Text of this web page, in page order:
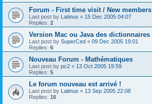
Forum - First time visit / New members
Last post by Latinus « 15 Dec 2005 04:07
Replies: 2
Version Mac ou Java des dictionnaires
Last post by SuperCed « 09 Dec 2005 19:01
Replies: 6
Nouveau Forum - Mathématiques
Last post by pc2 « 13 Oct 2005 19:59
Replies: 5
Le forum nouveau est arrivé !
Last post by Latinus « 13 Sep 2005 22:08
Replies: 16